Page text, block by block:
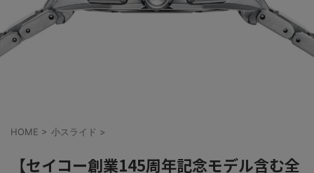
HOME > 小スライド >
【セイコー創業145周年記念モデル含む全